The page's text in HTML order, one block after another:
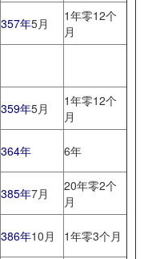
357年5月
1年零12个
月
359年5月
1年零12个
月
364年
6年
385年7月
20年零2个
月
386年10月
1年零3个月